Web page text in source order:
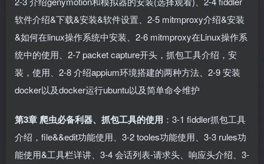
软件介绍&下载&安装&软件设置、2-5 mitmproxy介绍&安装
&如何在linux操作系统中安装、2-6 mitmproxy在Linux操作系
统中的使用、2-7 packet capture开头，抓包工具介绍，安
装，使用、2-8 介绍appium环境搭建的两种方法、2-9 安装
docker以及docker运行ubuntu以及简单命令维护
第3章 爬虫必备利器、抓包工具的使用 ：3-1 fiddler抓包工具
介绍，file&&edit功能使用、3-2 tooles功能使用、3-3 rules功
能使用&工具栏详讲、3-4 会话列表-请求头、响应头介绍、3-